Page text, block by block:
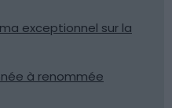
exceptionnel sur la
à renommée